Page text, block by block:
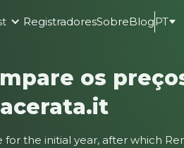
RegistradoresSobreBlogPT
os
for the initial year, after which